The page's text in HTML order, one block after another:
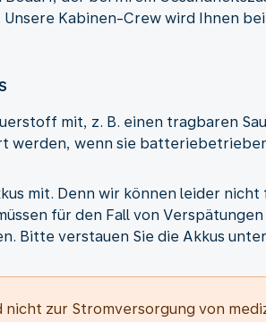
Kabinen-Crew wird Ihnen
mit, z. B. einen tragbaren
werden, wenn sie
mit. Denn wir können leider
für den Fall von
Bitte verstauen Sie die Akkus
zur Stromversorgung von